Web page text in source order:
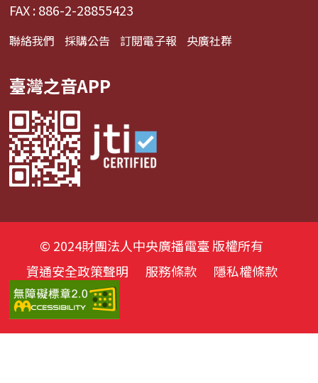
FAX : 886-2-28855423
聯絡我們 採購公告 訂閱電子報 央廣社群
臺灣之音APP
© 2024財團法人中央廣播電臺 版權所有
資通安全政策聲明
服務條款 隱私權條款